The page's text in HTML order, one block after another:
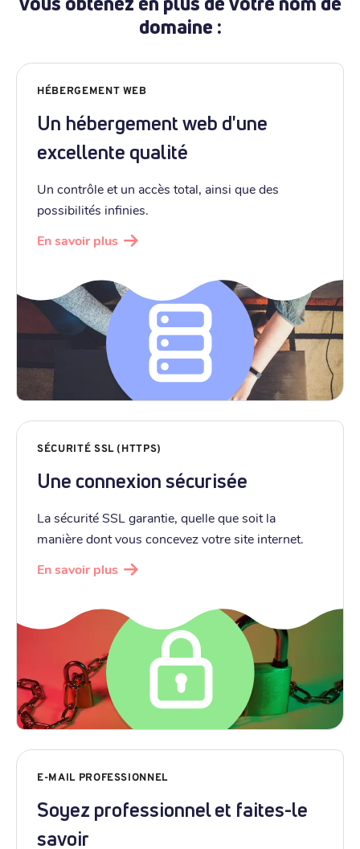
domaine :
HÉBERGEMENT WEB
Un hébergement web d'une
excellente qualité
Un contrôle et un accès total, ainsi que des
possibilités infinies.
En savoir plus
SÉCURITÉ SSL (HTTPS)
Une connexion sécurisée
La sécurité SSL garantie, quelle que soit la
manière dont vous concevez votre site internet.
En savoir plus
E-MAIL PROFESSIONNEL
Soyez professionnel et faites-le
savoir